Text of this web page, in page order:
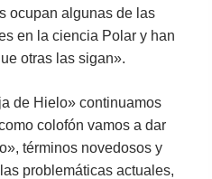
ocupan algunas de las
en la ciencia Polar y han
otras las sigan».
de Hielo» continuamos
colofón vamos a dar
términos novedosos y
problemáticas actuales,